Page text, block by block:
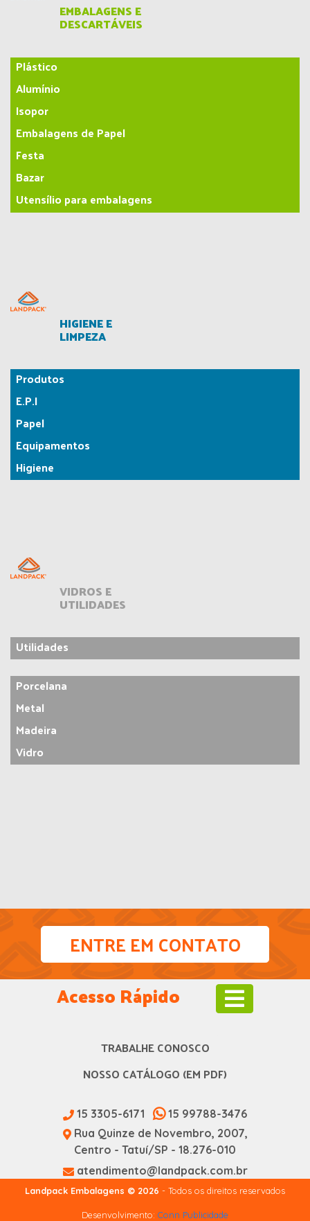
EMBALAGENS E
DESCARTÁVEIS
Plástico
Alumínio
Isopor
Embalagens de Papel
Festa
Bazar
Utensílio para embalagens
HIGIENE E
LIMPEZA
Produtos
E.P.I
Papel
Equipamentos
Higiene
VIDROS E
UTILIDADES
Utilidades
Porcelana
Metal
Madeira
Vidro
ENTRE EM CONTATO
Acesso Rápido
TRABALHE CONOSCO
NOSSO CATÁLOGO (EM PDF)
15 3305-6171
15 99788-3476
Rua Quinze de Novembro, 2007,
Centro - Tatuí/SP - 18.276-010
atendimento@landpack.com.br
Landpack Embalagens © 2026 - Todos os direitos reservados
Desenvolvimento: Conn Publicidade